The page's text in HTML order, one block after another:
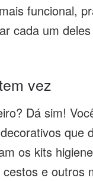
funcional,
cada um
vez
Dá sim!
que
os kits
e outros